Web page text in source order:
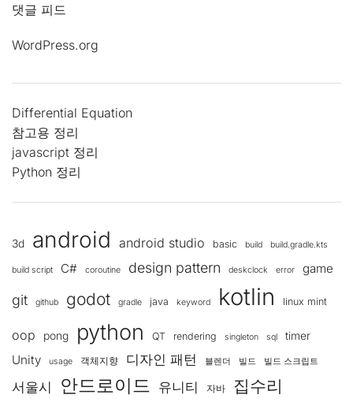
댓글 피드
WordPress.org
Differential Equation
참고용 정리
javascript 정리
Python 정리
3d android android studio basic build build.gradle.kts
build script C# coroutine design pattern deskclock error game
git github godot gradle java keyword kotlin linux mint
oop pong python QT rendering singleton sql timer
Unity usage 객체지향 디자인 패턴 블렌더 빌드 빌드 스크립트
서울시 안드로이드 유니티 자바 집수리